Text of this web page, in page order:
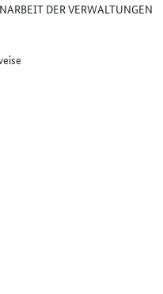
DER VERWALTUNGEN